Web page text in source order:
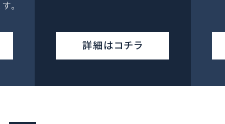
。
詳細はコチラ